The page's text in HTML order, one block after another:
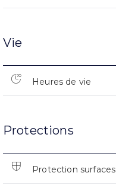
Vie
Heures de vie
Protections
Protection surfaces